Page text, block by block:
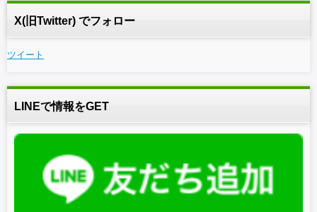
X(旧Twitter) でフォロー
ツイート
LINEで情報をGET